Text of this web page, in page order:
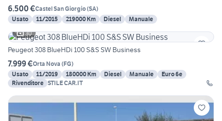
6.500 €Castel San Giorgio(SA)
Usato
11/2015 219000 Km Diesel
Manuale
30
Peugeot 308 BlueHDi 100 S&S SW Business
7.999 €Orta Nova (FG)
Usato
11/2019 180000 Km Diesel Manuale
Euro 6e
Rivenditore STILE CAR.IT